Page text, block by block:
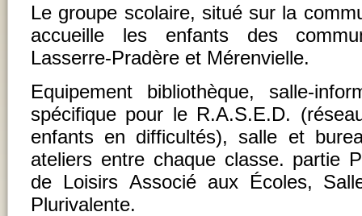
Le groupe scolaire, situé sur la
accueille les enfants des
Lasserre-Pradère et Mérenvielle.
Equipement bibliothèque, salle-
spécifique pour le R.A.S.E.D.
enfants en difficultés), salle et
ateliers entre chaque classe. partie
de Loisirs Associé aux Écoles,
Plurivalente.